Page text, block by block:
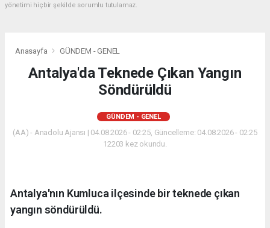
yönetimi hiçbir şekilde sorumlu tutulamaz.
Anasayfa GÜNDEM - GENEL
Antalya'da Teknede Çıkan Yangın
Söndürüldü
GÜNDEM - GENEL
(AA) - Anadolu Ajansı | 04.08.2026 - 02:25, Güncelleme: 04.08.2026 - 02:25
12203 kez okundu.
Antalya'nın Kumluca ilçesinde bir teknede çıkan
yangın söndürüldü.